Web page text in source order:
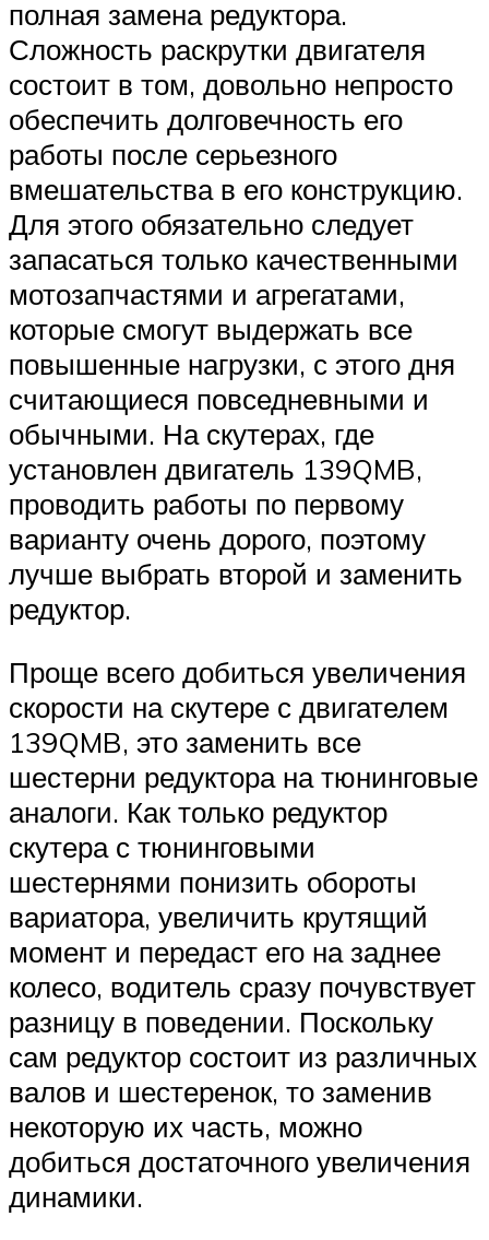
полная замена редуктора.
Сложность раскрутки двигателя
состоит в том, довольно непросто
обеспечить долговечность его
работы после серьезного
вмешательства в его конструкцию.
Для этого обязательно следует
запасаться только качественными
мотозапчастями и агрегатами,
которые смогут выдержать все
повышенные нагрузки, с этого дня
считающиеся повседневными и
обычными. На скутерах, где
установлен двигатель 139QMB,
проводить работы по первому
варианту очень дорого, поэтому
лучше выбрать второй и заменить
редуктор.
Проще всего добиться увеличения
скорости на скутере с двигателем
139QMB, это заменить все
шестерни редуктора на тюнинговые
аналоги. Как только редуктор
скутера с тюнинговыми
шестернями понизить обороты
вариатора, увеличить крутящий
момент и передаст его на заднее
колесо, водитель сразу почувствует
разницу в поведении. Поскольку
сам редуктор состоит из различных
валов и шестеренок, то заменив
некоторую их часть, можно
добиться достаточного увеличения
динамики.